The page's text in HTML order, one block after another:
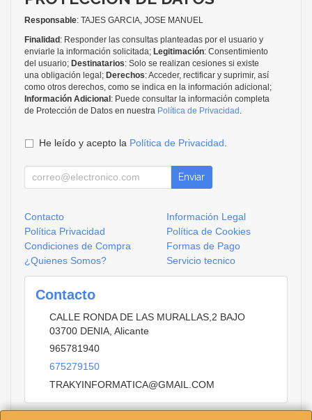
Responsable: TAJES GARCIA, JOSE MANUEL
Finalidad : Responder las consultas planteadas por el usuario y
enviarle la información solicitada; Legitimación: Consentimiento
del usuario; Destinatarios: Solo se realizan cesiones si existe
una obligación legal; Derechos: Acceder, rectificar y suprimir, así
como otros derechos, como se indica en la información adicional;
Información Adicional : Puede consultar la información completa
de Protección de Datos en nuestra Política de Privacidad
He leído y acepto la Política de Privacidad
Enviar
Contacto
Información Legal
Política Privacidad
Política de Cookies
Condiciones de Compra
Formas de Pago
¿Quienes Somos?
Servicio tecnico
Contacto
CALLE RONDA DE LAS MURALLAS,2 BAJO
03700 DENIA Alicante
965781940
675279150
TRAKYINFORMATICA@GMAIL.COM